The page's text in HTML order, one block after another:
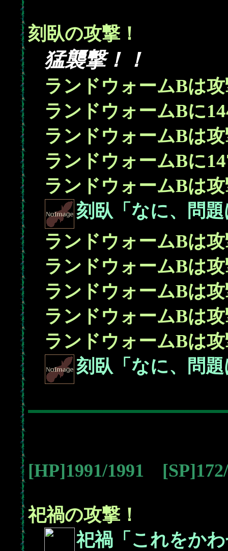
刻臥の攻撃！
猛襲撃！！
ランドウォームBは
ランドウォームBに
ランドウォームBは
ランドウォームBに
ランドウォームBは
刻臥「なに、問
ランドウォームBは
ランドウォームBは
ランドウォームBは
ランドウォームBは
ランドウォームBは
刻臥「なに、問
[HP]1991/1991
祀禍の攻撃！
祀禍「これをか